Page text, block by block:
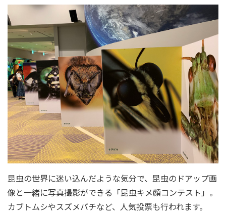
昆虫の世界に迷い込んだような気分で、昆虫のドアップ画
像と一緒に写真撮影ができる「昆虫キメ顔コンテスト」。
カブトムシやスズメバチなど、人気投票も行われます。